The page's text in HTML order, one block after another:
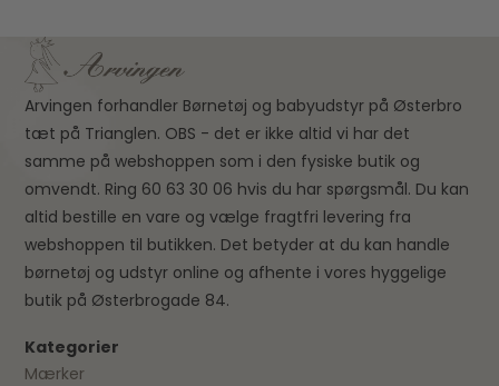
Arvingen forhandler Børnetøj og babyudstyr på Østerbro
tæt på Trianglen. OBS - det er ikke altid vi har det
samme på webshoppen som i den fysiske butik og
omvendt. Ring 60 63 30 06 hvis du har spørgsmål. Du kan
altid bestille en vare og vælge fragtfri levering fra
webshoppen til butikken. Det betyder at du kan handle
børnetøj og udstyr online og afhente i vores hyggelige
butik på Østerbrogade 84.
Kategorier
Mærker